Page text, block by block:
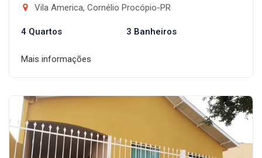
Vila America, Cornélio Procópio-PR
4 Quartos 3 Banheiros
Mais informações